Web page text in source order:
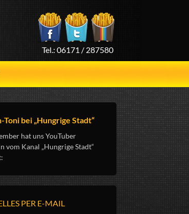
Tel.: 06171 / 287580
bei „Hungrige Stadt“
hat uns YouTuber
vom Kanal „Hungrige Stadt“
PER E-MAIL